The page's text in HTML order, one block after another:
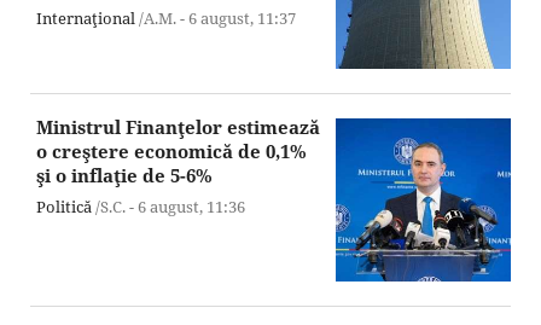
Internaţional/A.M. -6 august, 11:37
Ministrul Finanţelor estimează
o creştere economică de 0,1%
şi o inflaţie de 5-6%
Politică/S.C. -6 august, 11:36